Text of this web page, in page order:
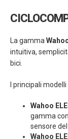
La gamma
intuitiva,
bici.
I principali
Wahoo
gamma
sensore
Wahoo